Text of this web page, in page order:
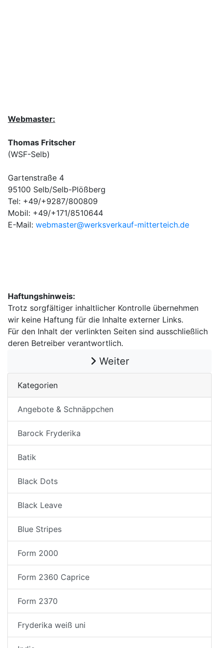
Webmaster:
Thomas Fritscher
(WSF-Selb)
Gartenstraße 4
95100 Selb/Selb-Plößberg
Tel: +49/+9287/800809
Mobil: +49/+171/8510644
E-Mail: webmaster@werksverkauf-mitterteich.de
Haftungshinweis:
Trotz sorgfältiger inhaltlicher Kontrolle übernehmen
wir keine Haftung für die Inhalte externer Links.
Für den Inhalt der verlinkten Seiten sind ausschließlich
deren Betreiber verantwortlich.
Weiter
Kategorien
Angebote & Schnäppchen
Barock Fryderika
Batik
Black Dots
Black Leave
Blue Stripes
Form 2000
Form 2360 Caprice
Form 2370
Fryderika weiß uni